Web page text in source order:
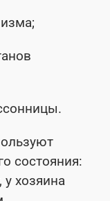
состояния:
у хозяина